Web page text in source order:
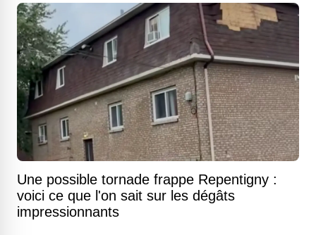
Une possible tornade frappe Repentigny :
voici ce que l'on sait sur les dégâts
impressionnants